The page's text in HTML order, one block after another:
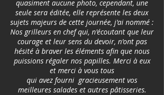
quasiment aucune photo, cependant, une
seule sera éditée, elle représente les deux
sujets majeurs de cette journée, j'ai nommé :
Nos grilleurs en chef qui, n'écoutant que leur
courage et leur sens du devoir, n'ont pas
hésité à braver les éléments afin que nous
puissions régaler nos papilles. Merci à eux
et merci à vous tous
qui avez fourni gracieusement vos
meilleures salades et autres pâtisseries.